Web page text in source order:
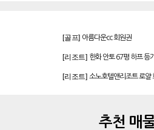
[리조트]한화 안토 67평 하프 등기
[리조트] 소노호텔앤리조트 로얄
[리조트] 소노호텔앤리조트 골드
발리오스cc 회원권 종류
추천 매